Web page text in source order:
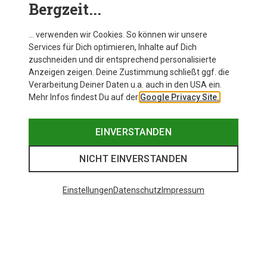
Bergzeit...
… verwenden wir Cookies. So können wir unsere
Services für Dich optimieren, Inhalte auf Dich
zuschneiden und dir entsprechend personalisierte
Anzeigen zeigen. Deine Zustimmung schließt ggf. die
Verarbeitung Deiner Daten u.a. auch in den USA ein.
Mehr Infos findest Du auf der Google Privacy Site.
EINVERSTANDEN
NICHT EINVERSTANDEN
EinstellungenDatenschutz Impressum